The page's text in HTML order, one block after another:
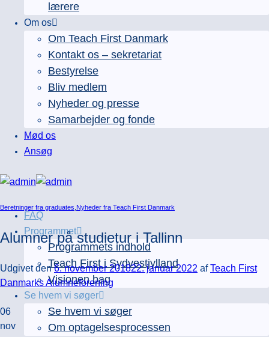
lærere
Om os
Om Teach First Danmark
Kontakt os – sekretariat
Bestyrelse
Bliv medlem
Nyheder og presse
Samarbejder og fonde
Mød os
Ansøg
FAQ
Programmet
Programmets indhold
Teach First i Sydvestjylland
Visionen bag
Se hvem vi søger
Se hvem vi søger
Om optagelsesprocessen
Beretninger fra graduates Nyheder fra Teach First Danmark
Alumner på studietur i Tallinn
Udgivet den6. november 201822. januar 2022 afTeach First
Danmarks Alumneforening
06
nov